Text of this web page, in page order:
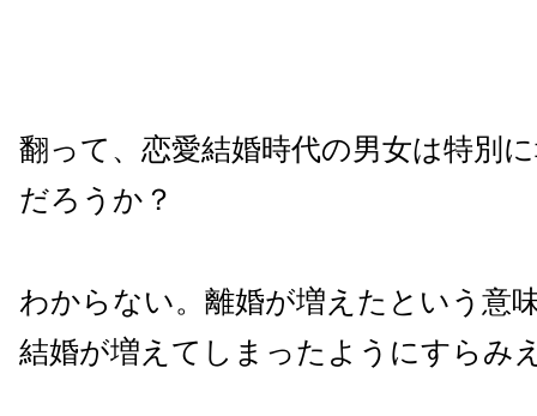
翻って、恋愛結婚時代の男女は特別
だろうか？
わからない。離婚が増えたという意
結婚が増えてしまったようにすらみ